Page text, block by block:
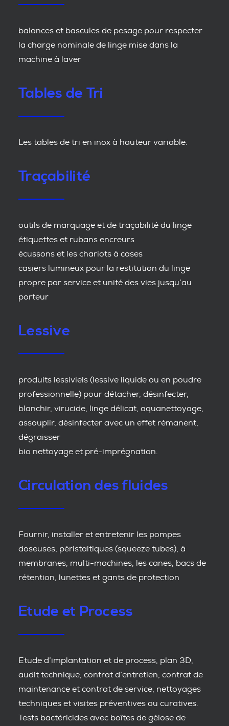
balances et bascules de pesage pour respecter
la charge nominale de linge mise dans la
machine à laver
Tables de Tri
Les tables de tri en inox à hauteur variable.
Traçabilité
outils de marquage et de traçabilité du linge
étiquettes et rubans encreurs
écussons et les chariots à cases
casiers lumineux pour la restitution du linge
propre par service et unité des vies jusqu’au
porteur
Lessive
produits lessiviels (lessive liquide ou en poudre
professionnelle) pour détacher, désinfecter,
blanchir, virucide, linge délicat, aquanettoyage,
assouplir, désinfecter avec un effet rémanent,
dégraisser
bio nettoyage et pré-imprégnation.
Circulation des fluides
Fournir, installer et entretenir les pompes
doseuses, péristaltiques (squeeze tubes), à
membranes, multi-machines, les canes, bacs de
rétention, lunettes et gants de protection
Etude et Process
Etude d’implantation et de process, plan 3D,
audit technique, contrat d’entretien, contrat de
maintenance et contrat de service, nettoyages
techniques et visites préventives ou curatives.
Tests bactéricides avec boîtes de gélose de